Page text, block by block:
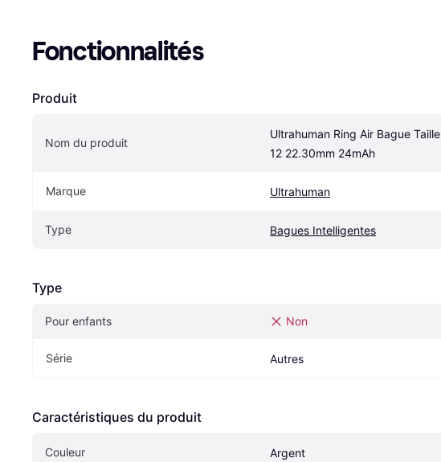
Fonctionnalités
Produit
Nom du produit
Ultrahuman Ring Air Bague Taille
12 22.30mm 24mAh
Marque Ultrahuman
Type Bagues Intelligentes
Type
Pour enfants Non
Série Autres
Caractéristiques du produit
Couleur Argent